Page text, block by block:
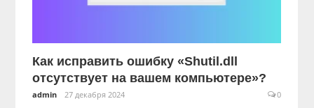
Как исправить ошибку «Shutil.dll
отсутствует на вашем компьютере»?
admin 27 декабря 2024 0